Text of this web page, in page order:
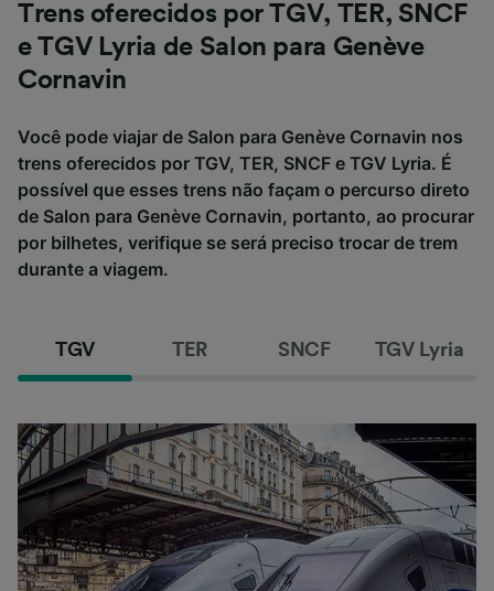
Trens oferecidos por TGV, TER, SNCF
e TGV Lyria de Salon para Genève
Cornavin
Você pode viajar de Salon para Genève Cornavin nos
trens oferecidos por TGV, TER, SNCF e TGV Lyria. É
possível que esses trens não façam o percurso direto
de Salon para Genève Cornavin, portanto, ao procurar
por bilhetes, verifique se será preciso trocar de trem
durante a viagem.
TGV TER SNCF TGV Lyria